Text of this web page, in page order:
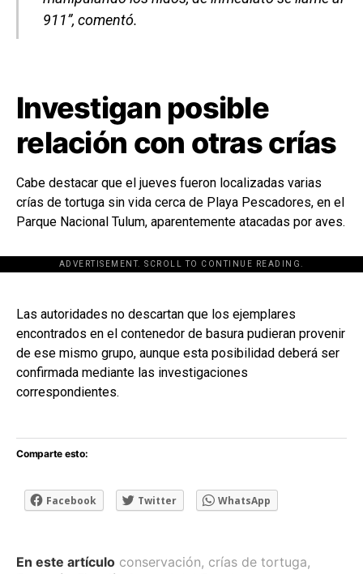
911”, comentó.
Investigan posible
relación con otras crías
Cabe destacar que el jueves fueron localizadas varias
crías de tortuga sin vida cerca de Playa Pescadores, en el
Parque Nacional Tulum, aparentemente atacadas por aves.
ADVERTISEMENT. SCROLL TO CONTINUE READING.
[adsforwp id="243463"]
Las autoridades no descartan que los ejemplares
encontrados en el contenedor de basura pudieran provenir
de ese mismo grupo, aunque esta posibilidad deberá ser
confirmada mediante las investigaciones
correspondientes.
Comparte esto:
Facebook Twitter WhatsApp
En este artículo conservación, crías de tortuga,